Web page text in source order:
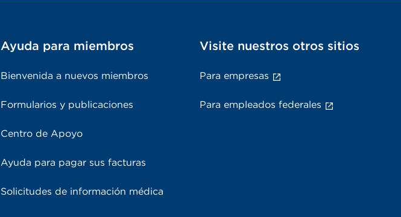
Ayuda para miembros
Bienvenida a nuevos miembros
Formularios y publicaciones
Centro de Apoyo
Ayuda para pagar sus facturas
Solicitudes de información médica
Visite nuestros otros sitios
Para empresas
Para empleados federales